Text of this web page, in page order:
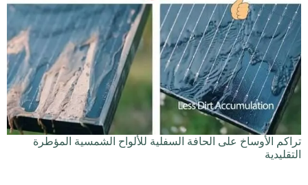
تراكم الأوساخ على الحافة السفلية للألواح الشمسية المؤطرة
التقليدية